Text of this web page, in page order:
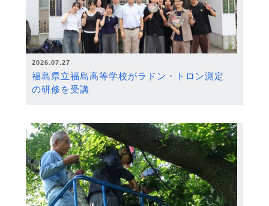
2026.07.27
福島県立福島高等学校がラドン・トロン測定
の研修を受講